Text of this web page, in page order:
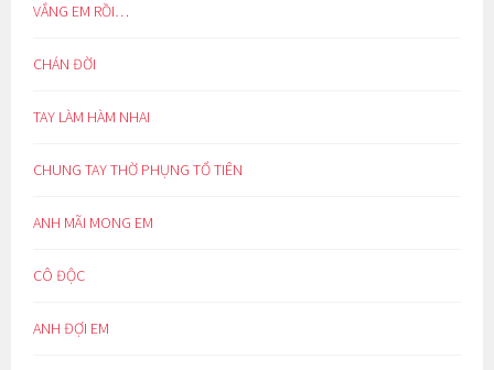
VẮNG EM RỒI…
CHÁN ĐỜI
TAY LÀM HÀM NHAI
CHUNG TAY THỜ PHỤNG TỔ TIÊN
ANH MÃI MONG EM
CÔ ĐỘC
ANH ĐỢI EM